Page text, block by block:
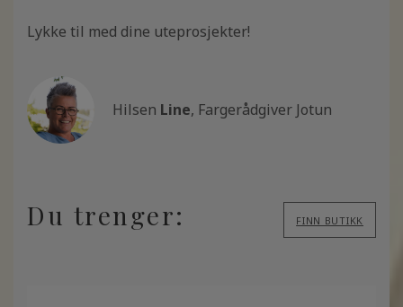
Lykke til med dine uteprosjekter!
Hilsen Line, Fargerådgiver Jotun
Du trenger: FINN BUTIKK